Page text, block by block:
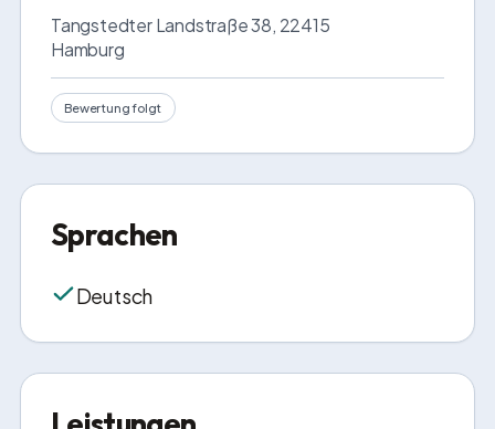
Tangstedter Landstraße 38, 22415
Hamburg
Bewertung folgt
Sprachen
Deutsch